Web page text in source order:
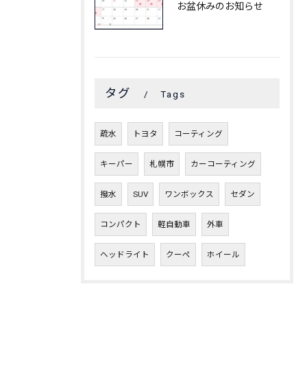
お盆休みのお知らせ
タグ Tags
疏水 トヨタ コーティング
キーパー 札幌市 カーコーティング
撥水 SUV ワンボックス セダン
コンパクト 軽自動車 外車
ヘッドライト クーペ ホイール